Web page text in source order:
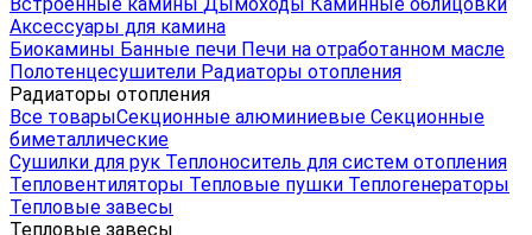
Аксессуары для камина
Биокамины Банные печи Печи на отработанном масле
Полотенцесушители Радиаторы отопления
Радиаторы отопления
Все товарыСекционные алюминиевые Секционные
биметаллические
Сушилки для рук Теплоноситель для систем отопления
Тепловентиляторы Тепловые пушки Теплогенераторы
Тепловые завесы
Тепловые завесы